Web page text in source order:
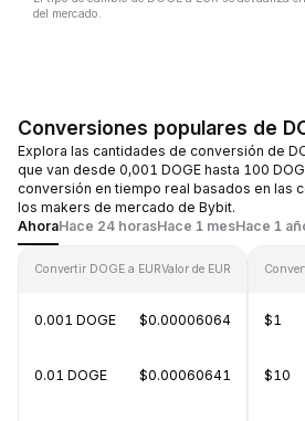
del mercado.
Conversiones populares de
Explora las cantidades de conversión de
que van desde 0,001 DOGE hasta 100
conversión en tiempo real basados en las
los makers de mercado de Bybit.
AhoraHace 24 horasHace 1 mesHace 1
Convertir DOGE a EURValor de EUR
0.001 DOGE $0.00006064
0.01 DOGE $0.00060641
$1
$10